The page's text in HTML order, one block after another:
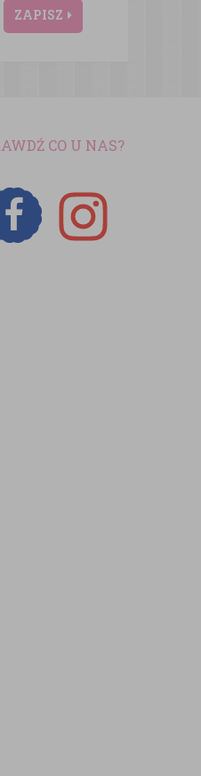
ZAPISZ
CO U NAS?